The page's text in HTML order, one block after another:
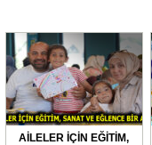
AİLELER İÇİN EĞİTİM,